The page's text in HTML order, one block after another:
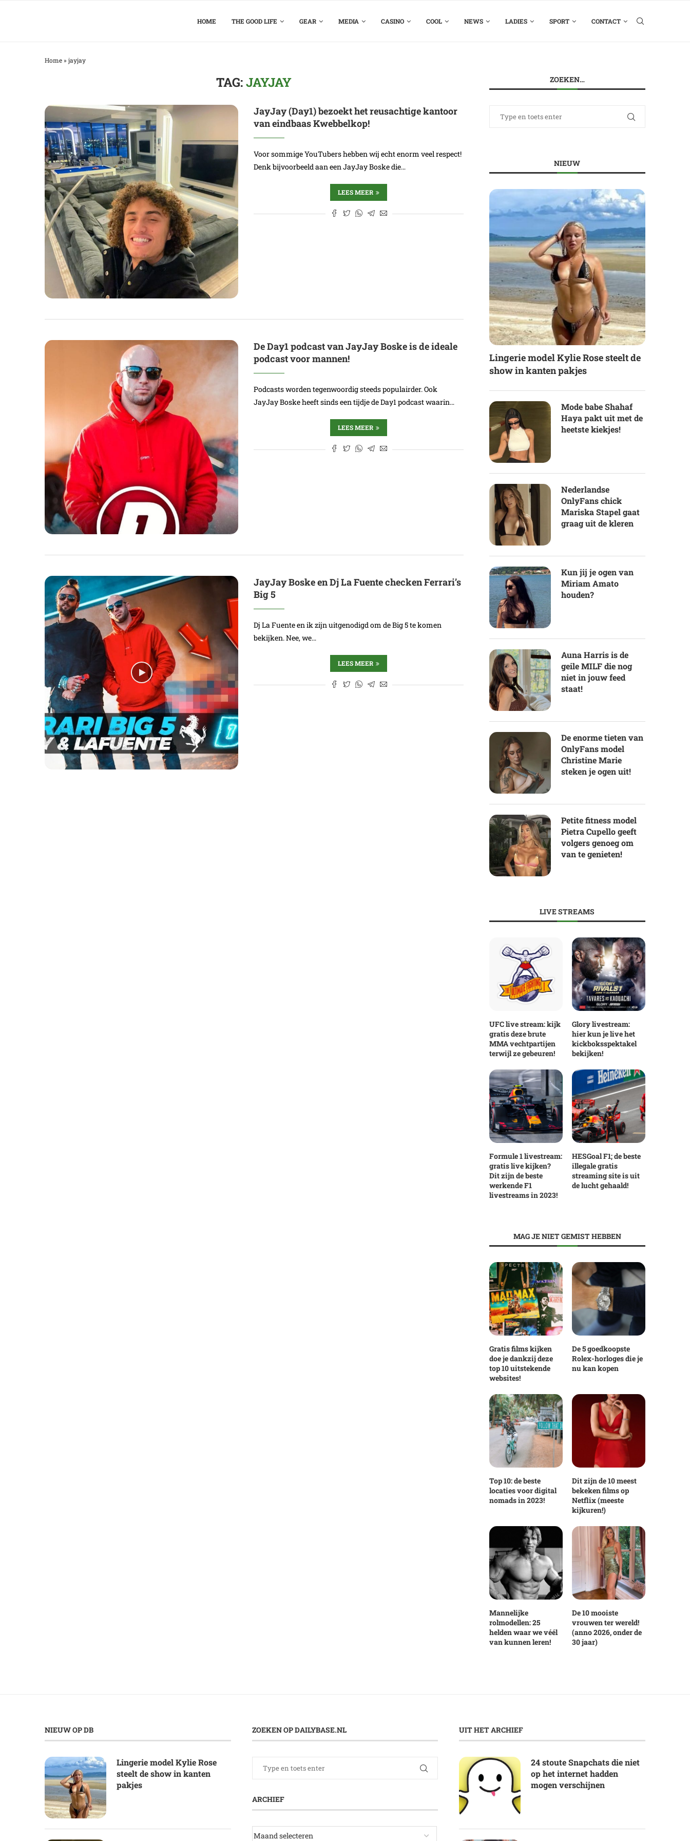
HOME THE GOOD LIFE GEAR MEDIA CASINO COOL NEWS LADIES SPORT CONTACT
Home» jayjay
TAG:JAYJAY
JayJay (Day1) bezoekt het reusachtige kantoor
van eindbaas Kwebbelkop!
Voor sommige YouTubers hebben wij echt enorm veel respect!
Denk bijvoorbeeld aan een JayJay Boske die…
LEES MEER
De Day1 podcast van JayJay Boske is de ideale
podcast voor mannen!
Podcasts worden tegenwoordig steeds populairder. Ook
JayJay Boske heeft sinds een tijdje de Day1 podcast waarin…
LEES MEER
JayJay Boske en Dj La Fuente checken Ferrari’s
Big 5
Dj La Fuente en ik zijn uitgenodigd om de Big 5 te komen
bekijken. Nee, we…
LEES MEER
ZOEKEN…
NIEUW
Lingerie model Kylie Rose steelt de
show in kanten pakjes
Mode babe Shahaf
Haya pakt uit met de
heetste kiekjes!
Nederlandse
OnlyFans chick
Mariska Stapel gaat
graag uit de kleren
Kun jij je ogen van
Miriam Amato
houden?
Auna Harris is de
geile MILF die nog
niet in jouw feed
staat!
De enorme tieten van
OnlyFans model
Christine Marie
steken je ogen uit!
Petite fitness model
Pietra Cupello geeft
volgers genoeg om
van te genieten!
LIVE STREAMS
UFC live stream: kijk
gratis deze brute
MMA vechtpartijen
terwijl ze gebeuren!
Glory livestream:
hier kun je live het
kickboksspektakel
bekijken!
Formule 1 livestream:
gratis live kijken?
Dit zijn de beste
werkende F1
livestreams in 2023!
HESGoal F1; de beste
illegale gratis
streaming site is uit
de lucht gehaald!
MAG JE NIET GEMIST HEBBEN
Gratis films kijken
doe je dankzij deze
top 10 uitstekende
websites!
De 5 goedkoopste
Rolex-horloges die je
nu kan kopen
Top 10: de beste
locaties voor digital
nomads in 2023!
Dit zijn de 10 meest
bekeken films op
Netflix (meeste
kijkuren!)
Mannelijke
rolmodellen: 25
helden waar we véél
van kunnen leren!
De 10 mooiste
vrouwen ter wereld!
(anno 2026, onder de
30 jaar)
NIEUW OP DB
Lingerie model Kylie Rose
steelt de show in kanten
pakjes
ZOEKEN OP DAILYBASE.NL
ARCHIEF
UIT HET ARCHIEF
24 stoute Snapchats die niet
op het internet hadden
mogen verschijnen